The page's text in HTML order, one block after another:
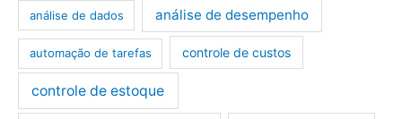
análise de dados análise de desempenho
automação de tarefas controle de custos
controle de estoque